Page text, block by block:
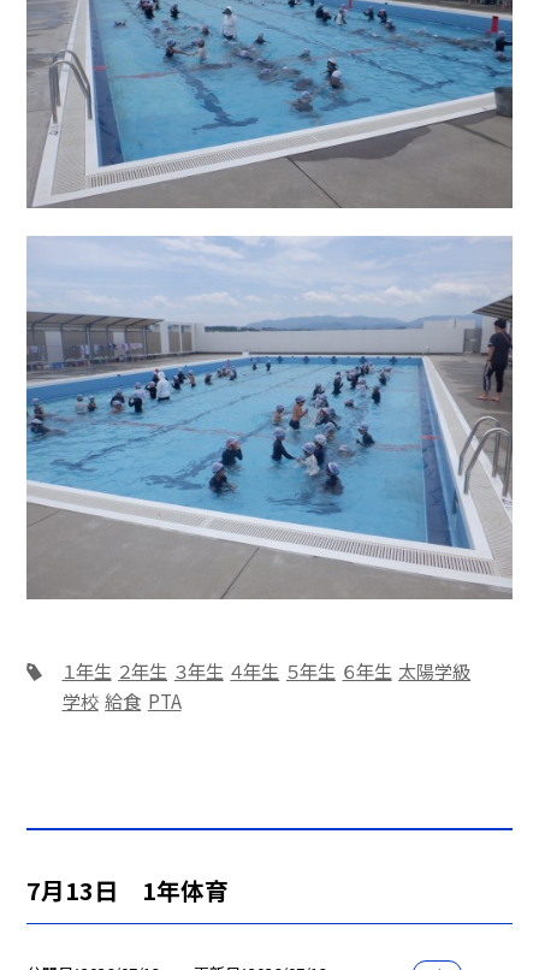
１年生 ２年生 ３年生 ４年生 ５年生 ６年生 太陽学級
学校 給食 PTA
7月13日 1年体育